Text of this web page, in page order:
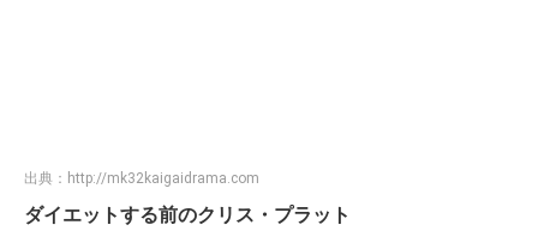
出典： http://mk32kaigaidrama.com
ダイエットする前のクリス・プラット